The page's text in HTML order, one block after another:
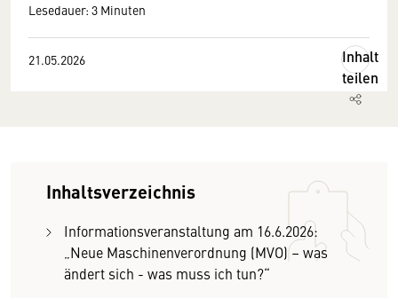
Lesedauer: 3 Minuten
21.05.2026
Inhalt
teilen
Inhaltsverzeichnis
Informationsveranstaltung am 16.6.2026:
„Neue Maschinenverordnung (MVO) – was
ändert sich - was muss ich tun?“